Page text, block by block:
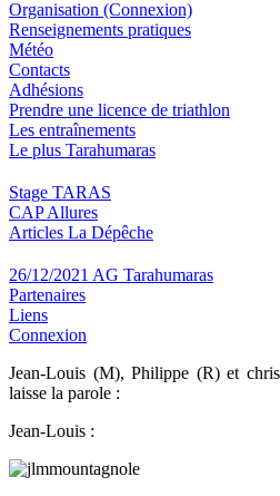
Organisation (Connexion)
Renseignements pratiques
Météo
Contacts
Adhésions
Prendre une licence de triathlon
Les entraînements
Le plus Tarahumaras
Stage TARAS
CAP Allures
Articles La Dépêche
26/12/2021 AG Tarahumaras
Partenaires
Liens
Connexion
Jean-Louis (M), Philippe (R) et
laisse la parole :
Jean-Louis :